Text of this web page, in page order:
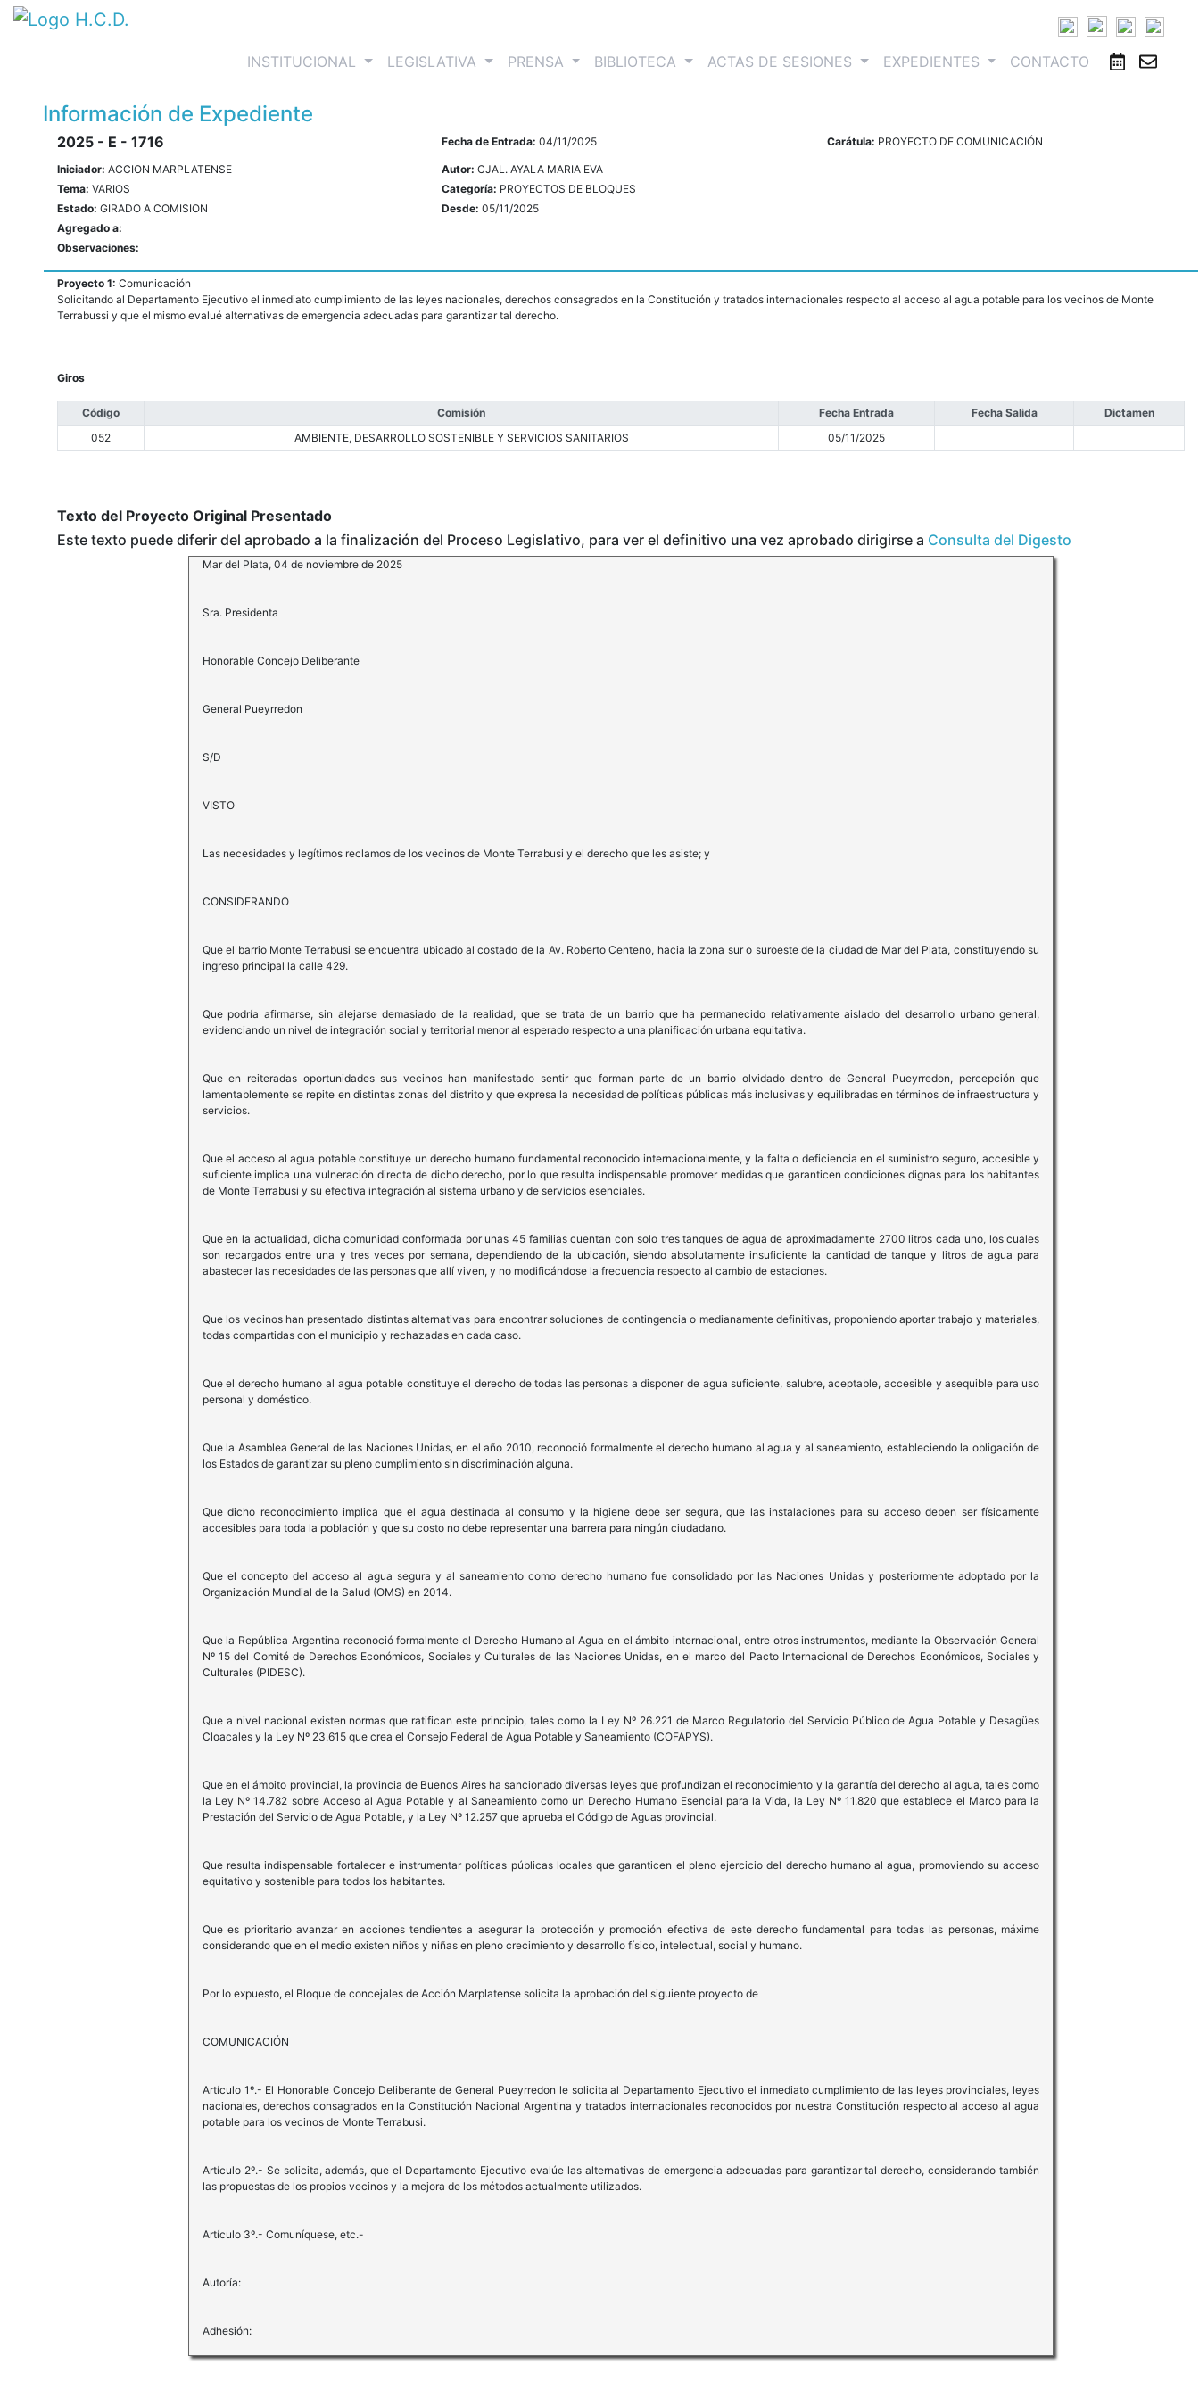
INSTITUCIONAL (current)LEGISLATIVA PRENSA BIBLIOTECA ACTAS DE SESIONES EXPEDIENTES CONTACTO
Información de Expediente
2025 - E - 1716 Fecha de Entrada:04/11/2025 Carátula: PROYECTO DE COMUNICACIÓN
Iniciador: ACCION MARPLATENSE Autor:CJAL. AYALA MARIA EVA
Tema: VARIOS Categoría: PROYECTOS DE BLOQUES
Estado: GIRADO A COMISION Desde:05/11/2025
Agregado a:
Observaciones:
Proyecto 1: Comunicación
Solicitando al Departamento Ejecutivo el inmediato cumplimiento de las leyes nacionales, derechos consagrados en la Constitución y tratados internacionales respecto al acceso al agua potable para los vecinos de Monte
Terrabussi y que el mismo evalué alternativas de emergencia adecuadas para garantizar tal derecho.
Giros
Código Comisión Fecha Entrada Fecha Salida
Dictamen
052
AMBIENTE, DESARROLLO SOSTENIBLE Y SERVICIOS SANITARIOS 05/11/2025
Texto del Proyecto Original Presentado
Este texto puede diferir del aprobado a la finalización del Proceso Legislativo, para ver el definitivo una vez aprobado dirigirse a Consulta del Digesto
Mar del Plata, 04 de noviembre de 2025
Sra. Presidenta
Honorable Concejo Deliberante
General Pueyrredon
S/D
VISTO
Las necesidades y legítimos reclamos de los vecinos de Monte Terrabusi y el derecho que les asiste; y
CONSIDERANDO
Que el barrio Monte Terrabusi se encuentra ubicado al costado de la Av. Roberto Centeno, hacia la zona sur o suroeste de la ciudad de Mar del Plata, constituyendo su
ingreso principal la calle 429.
Que podría afirmarse, sin alejarse demasiado de la realidad, que se trata de un barrio que ha permanecido relativamente aislado del desarrollo urbano general,
evidenciando un nivel de integración social y territorial menor al esperado respecto a una planificación urbana equitativa.
Que en reiteradas oportunidades sus vecinos han manifestado sentir que forman parte de un barrio olvidado dentro de General Pueyrredon, percepción que
lamentablemente se repite en distintas zonas del distrito y que expresa la necesidad de políticas públicas más inclusivas y equilibradas en términos de infraestructura y
servicios.
Que el acceso al agua potable constituye un derecho humano fundamental reconocido internacionalmente, y la falta o deficiencia en el suministro seguro, accesible y
suficiente implica una vulneración directa de dicho derecho, por lo que resulta indispensable promover medidas que garanticen condiciones dignas para los habitantes
de Monte Terrabusi y su efectiva integración al sistema urbano y de servicios esenciales.
Que en la actualidad, dicha comunidad conformada por unas 45 familias cuentan con solo tres tanques de agua de aproximadamente 2700 litros cada uno, los cuales
son recargados entre una y tres veces por semana, dependiendo de la ubicación, siendo absolutamente insuficiente la cantidad de tanque y litros de agua para
abastecer las necesidades de las personas que allí viven, y no modificándose la frecuencia respecto al cambio de estaciones.
Que los vecinos han presentado distintas alternativas para encontrar soluciones de contingencia o medianamente definitivas, proponiendo aportar trabajo y materiales,
todas compartidas con el municipio y rechazadas en cada caso.
Que el derecho humano al agua potable constituye el derecho de todas las personas a disponer de agua suficiente, salubre, aceptable, accesible y asequible para uso
personal y doméstico.
Que la Asamblea General de las Naciones Unidas, en el año 2010, reconoció formalmente el derecho humano al agua y al saneamiento, estableciendo la obligación de
los Estados de garantizar su pleno cumplimiento sin discriminación alguna.
Que dicho reconocimiento implica que el agua destinada al consumo y la higiene debe ser segura, que las instalaciones para su acceso deben ser físicamente
accesibles para toda la población y que su costo no debe representar una barrera para ningún ciudadano.
Que el concepto del acceso al agua segura y al saneamiento como derecho humano fue consolidado por las Naciones Unidas y posteriormente adoptado por la
Organización Mundial de la Salud (OMS) en 2014.
Que la República Argentina reconoció formalmente el Derecho Humano al Agua en el ámbito internacional, entre otros instrumentos, mediante la Observación General
Nº 15 del Comité de Derechos Económicos, Sociales y Culturales de las Naciones Unidas, en el marco del Pacto Internacional de Derechos Económicos, Sociales y
Culturales (PIDESC).
Que a nivel nacional existen normas que ratifican este principio, tales como la Ley Nº 26.221 de Marco Regulatorio del Servicio Público de Agua Potable y Desagües
Cloacales y la Ley Nº 23.615 que crea el Consejo Federal de Agua Potable y Saneamiento (COFAPYS).
Que en el ámbito provincial, la provincia de Buenos Aires ha sancionado diversas leyes que profundizan el reconocimiento y la garantía del derecho al agua, tales como
la Ley Nº 14.782 sobre Acceso al Agua Potable y al Saneamiento como un Derecho Humano Esencial para la Vida, la Ley Nº 11.820 que establece el Marco para la
Prestación del Servicio de Agua Potable, y la Ley Nº 12.257 que aprueba el Código de Aguas provincial.
Que resulta indispensable fortalecer e instrumentar políticas públicas locales que garanticen el pleno ejercicio del derecho humano al agua, promoviendo su acceso
equitativo y sostenible para todos los habitantes.
Que es prioritario avanzar en acciones tendientes a asegurar la protección y promoción efectiva de este derecho fundamental para todas las personas, máxime
considerando que en el medio existen niños y niñas en pleno crecimiento y desarrollo físico, intelectual, social y humano.
Por lo expuesto, el Bloque de concejales de Acción Marplatense solicita la aprobación del siguiente proyecto de
COMUNICACIÓN
Artículo 1º.- El Honorable Concejo Deliberante de General Pueyrredon le solicita al Departamento Ejecutivo el inmediato cumplimiento de las leyes provinciales, leyes
nacionales, derechos consagrados en la Constitución Nacional Argentina y tratados internacionales reconocidos por nuestra Constitución respecto al acceso al agua
potable para los vecinos de Monte Terrabusi.
Artículo 2º.- Se solicita, además, que el Departamento Ejecutivo evalúe las alternativas de emergencia adecuadas para garantizar tal derecho, considerando también
las propuestas de los propios vecinos y la mejora de los métodos actualmente utilizados.
Artículo 3º.- Comuníquese, etc.-
Autoría:
Adhesión: